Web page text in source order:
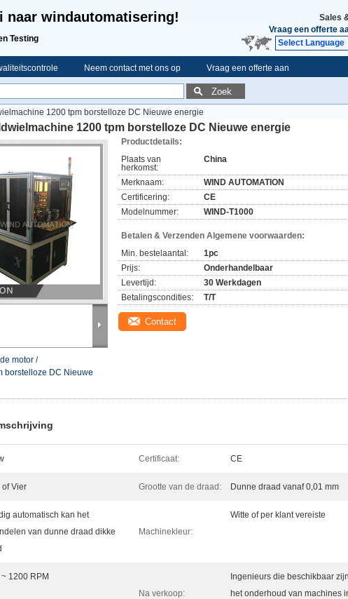
naar windautomatisering!
Testing
Sales
Vraag een offerte
Select Language
Neem contact met ons op Vraag een offerte aan
Zoek
1200 tpm borstelloze DC Nieuwe energie
1200 tpm borstelloze DC Nieuwe energie
motor /
borstelloze DC Nieuwe
Productdetails:
Plaats van
herkomst:
China
Merknaam:
WIND AUTOMATION
Certificering:
CE
Modelnummer:
WIND-T1000
Betalen & Verzenden Algemene voorwaarden:
Min. bestelaantal:
1pc
Prijs:
Onderhandelbaar
Levertijd:
30 Werkdagen
Betalingscondities:
T/T
Contact
Certificaat: CE
of Vier Grootte van de draad: Dunne draad vanaf 0,01 mm
automatisch kan het
van dunne draad dikke
Machinekleur:
Witte of per klant vereiste
1200 RPM
Na verkoop:
Ingenieurs die beschikbaar
het onderhoud van machines